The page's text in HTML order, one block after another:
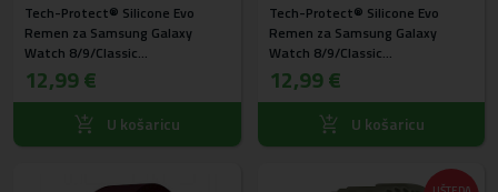
Tech-Protect® Silicone Evo
Remen za Samsung Galaxy
Watch 8/9/Classic
(40/44/46mm) Velvet plum
12,99 €
U košaricu
Tech-Protect® Silicone Evo
Remen za Samsung Galaxy
Watch 8/9/Classic
(40/44/46mm) Mint zeleni
12,99 €
U košaricu